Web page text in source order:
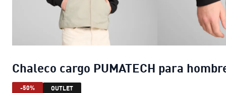
Chaleco cargo PUMATECH para
-50% OUTLET